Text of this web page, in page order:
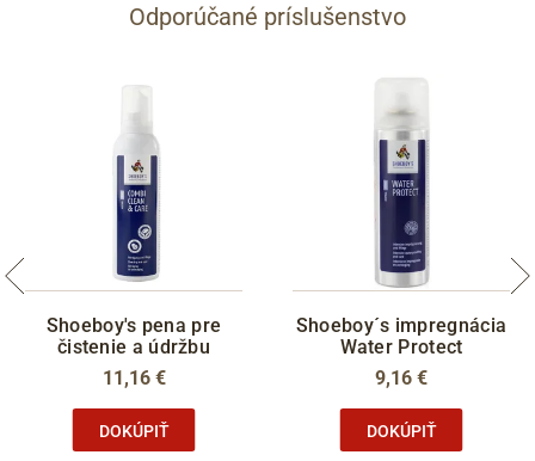
Odporúčané príslušenstvo
Shoeboy's pena pre
čistenie a údržbu
11,16 €
DOKÚPIŤ
Shoeboy´s impregnácia
Water Protect
9,16 €
DOKÚPIŤ